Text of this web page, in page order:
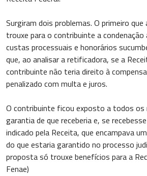
Surgiram dois problemas. O primeiro
trouxe para o contribuinte a
custas processuais e honorários
que, ao analisar a retificadora, se a
contribuinte não teria direito à
penalizado com multa e juros.
O contribuinte ficou exposto a todos os
garantia de que receberia e, se
indicado pela Receita, que encampava
do que estaria garantido no processo
proposta só trouxe benefícios para a
Fenae)